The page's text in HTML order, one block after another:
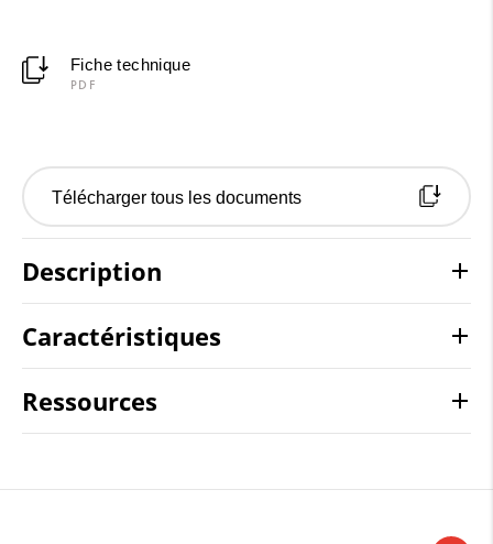
Fiche technique
PDF
Télécharger tous les documents
Description
Caractéristiques
Ressources